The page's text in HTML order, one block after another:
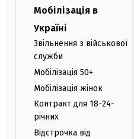
Мобілізація в
Україні
Звільнення з військової
служби
Мобілізація 50+
Мобілізація жінок
Контракт для 18-24-
річних
Відстрочка від